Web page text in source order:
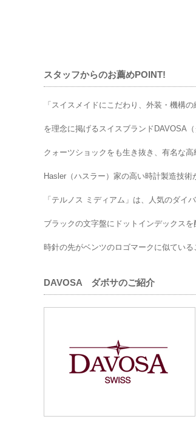
スタッフからのお薦めPOINT!
「スイスメイドにこだわり、外装・機構
を理念に掲げるスイスブランドDAVOSA（
クォーツショックをも生き抜き、有名な
Hasler（ハスラー）家の高い時計製造技
「テルノス ミディアム」は、人気のダイ
ブラックの文字盤にドットインデックスを
時針の先がベンツのロゴマークに似てい
DAVOSA ダボサのご紹介